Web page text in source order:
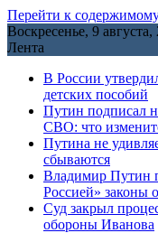
Перейти к
Воскресенье, 9 августа,
Лента
В России
детских пособий
Путин подписал
СВО: что
Путина не
сбываются
Владимир Путин
Россией» законы
Cуд закрыл
обороны Иванова